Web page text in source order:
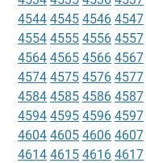
4544 4545 4546 4547
4554 4555 4556 4557
4564 4565 4566 4567
4574 4575 4576 4577
4584 4585 4586 4587
4594 4595 4596 4597
4604 4605 4606 4607
4614 4615 4616 4617